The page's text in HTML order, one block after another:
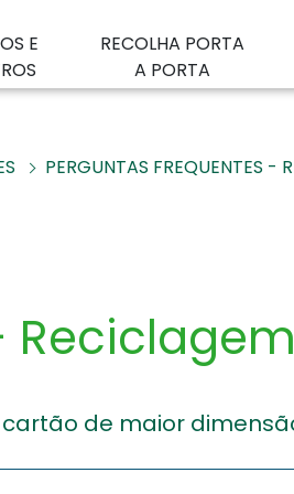
E
RECOLHA PORTA
A PORTA
PERGUNTAS FREQUENTES -
Reciclagem
de maior